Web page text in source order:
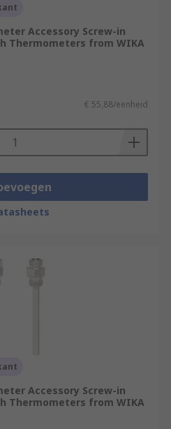
Accessory Screw-in
Thermometers from WIKA
€ 55,88/eenheid
Accessory Screw-in
Thermometers from WIKA